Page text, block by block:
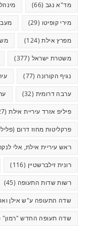
מד"א נגב (66)
מירי קופיטו (29)
מפרץ אילת(124)
משטרת ישראל (377)
נגיף הקורונה (77)
ערבה דרומית (32)
פיליפ אזרד עיריית אילת(27)
פרקליטות מחוז דרום
ראש עיריית אילת, אלי
רונית זילברשטיין (116)
רשות שדות התעופה (45)
שדה התעופה ע"ש אילן
שדה תעופה החדש "רמון"